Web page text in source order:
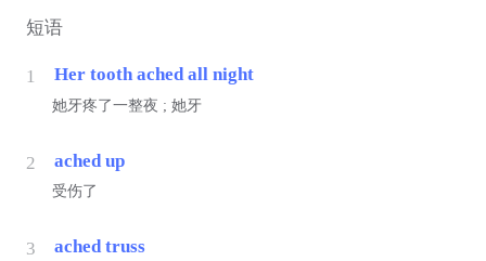
短语
1 Her tooth ached all night
她牙疼了一整夜 ; 她牙
2 ached up
受伤了
3 ached truss